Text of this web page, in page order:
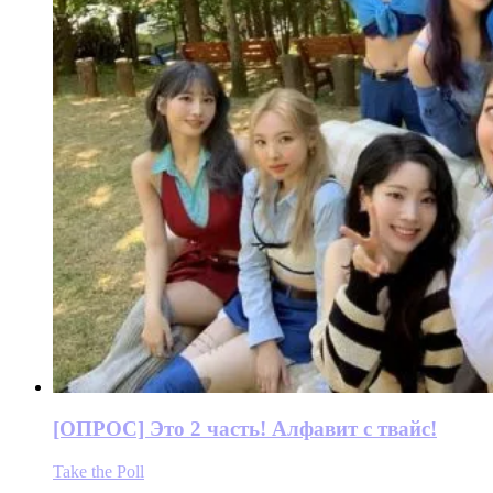
[ОПРОС] Это 2 часть! Алфавит с твайс!
Take the Poll